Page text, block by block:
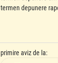
termen depunere
primire aviz de la: